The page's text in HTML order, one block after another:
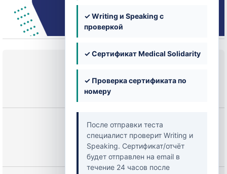
✓ Writing и Speaking с
проверкой
✓ Сертификат Medical Solidarity
✓ Проверка сертификата по
номеру
После отправки теста
специалист проверит Writing и
Speaking. Сертификат/отчёт
будет отправлен на email в
течение 24 часов после
Текущее состояние
НЕ ЗАПИСАН
Цена
250,00 $